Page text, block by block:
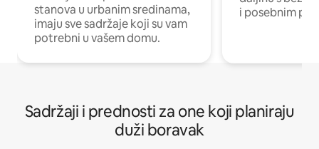
stanova u urbanim sredinama,
imaju sve sadržaje koji su vam
potrebni u vašem domu.
i posebnim
Sadržaji i prednosti za one koji planiraju
duži boravak